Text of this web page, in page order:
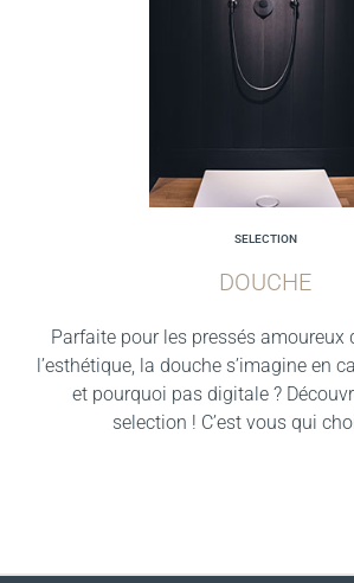
SELECTION
DOUCHE
Parfaite pour les pressés amoureux
l’esthétique, la douche s’imagine en
et pourquoi pas digitale ?
selection ! C’est vous qui